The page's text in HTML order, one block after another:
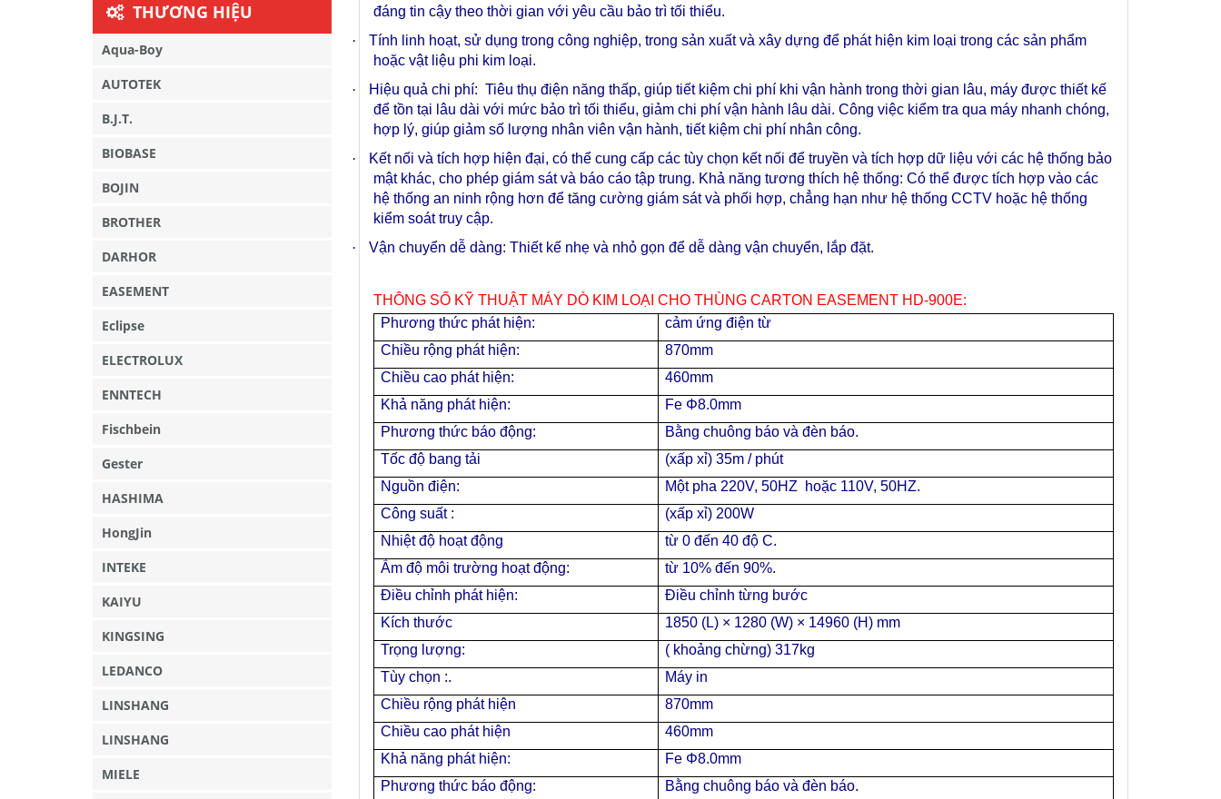
đáng tin cậy theo thời gian với yêu cầu bảo trì tối thiểu.
·
Tính linh hoạt, sử dụng trong công nghiệp, trong sản xuất và xây dựng để phát hiện kim loại trong các sản phẩm
hoặc vật liệu phi kim loại.
·
Hiệu quả chi phí: Tiêu thụ điện năng thấp, giúp tiết kiệm chi phí khi vận hành trong thời gian lâu, máy được thiết kế
để tồn tại lâu dài với mức bảo trì tối thiểu, giảm chi phí vận hành lâu dài. Công việc kiểm tra qua máy nhanh chóng,
hợp lý, giúp giảm số lượng nhân viên vận hành, tiết kiệm chi phí nhân công.
·
Kết nối và tích hợp hiện đại, có thể cung cấp các tùy chọn kết nối để truyền và tích hợp dữ liệu với các hệ thống bảo
mật khác, cho phép giám sát và báo cáo tập trung. Khả năng tương thích hệ thống: Có thể được tích hợp vào các
hệ thống an ninh rộng hơn để tăng cường giám sát và phối hợp, chẳng hạn như hệ thống CCTV hoặc hệ thống
kiểm soát truy cập.
·
Vận chuyển dễ dàng: Thiết kế nhẹ và nhỏ gọn để dễ dàng vận chuyển, lắp đặt.
THÔNG SỐ KỸ THUẬT MÁY DÒ KIM LOẠI CHO THÙNG CARTON EASEMENT HD-900E:
Phương thức phát hiện:
cảm ứng điện từ
Chiều rộng phát hiện:
870mm
Chiều cao phát hiện:
460mm
Khả năng phát hiện:
Fe Φ8.0mm
Phương thức báo động:
Bằng chuông báo và đèn báo.
Tốc độ bang tải
(xấp xỉ) 35m / phút
Nguồn điện:
Một pha 220V, 50HZ hoặc 110V, 50HZ.
Công suất :
(xấp xỉ) 200W
Nhiệt độ hoạt động
từ 0 đến 40 độ C.
Ẳm độ môi trường hoạt động:
từ 10% đến 90%.
Điều chỉnh phát hiện:
Điều chỉnh từng bước
Kích thước
1850 (L) × 1280 (W) × 14960 (H) mm
Trọng lượng:
( khoảng chừng) 317kg
Tùy chọn :.
Máy in
Chiều rộng phát hiện
870mm
Chiều cao phát hiện
460mm
Khả năng phát hiện:
Fe Φ8.0mm
Phương thức báo động:
Bằng chuông báo và đèn báo.
THƯƠNG HIỆU
Aqua-Boy
AUTOTEK
B.J.T.
BIOBASE
BOJIN
BROTHER
DARHOR
EASEMENT
Eclipse
ELECTROLUX
ENNTECH
Fischbein
Gester
HASHIMA
HongJin
INTEKE
KAIYU
KINGSING
LEDANCO
LINSHANG
LINSHANG
MIELE